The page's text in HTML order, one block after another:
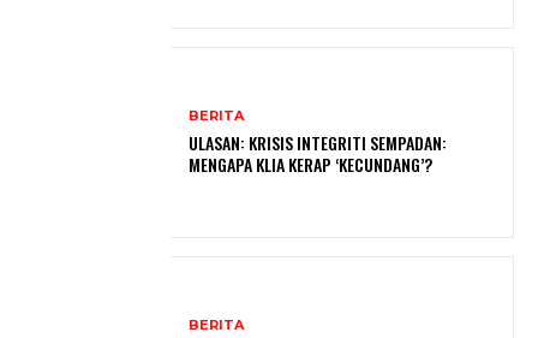
BERITA
ULASAN: KRISIS INTEGRITI SEMPADAN:
MENGAPA KLIA KERAP ‘KECUNDANG’?
BERITA